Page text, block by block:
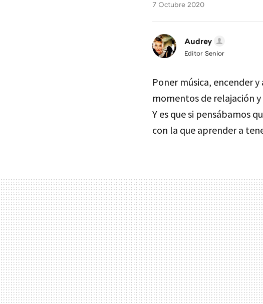
7 Octubre 2020
Audrey
Editor Senior
Poner música, encender
momentos de relajación y
Y es que si pensábamos
con la que aprender a